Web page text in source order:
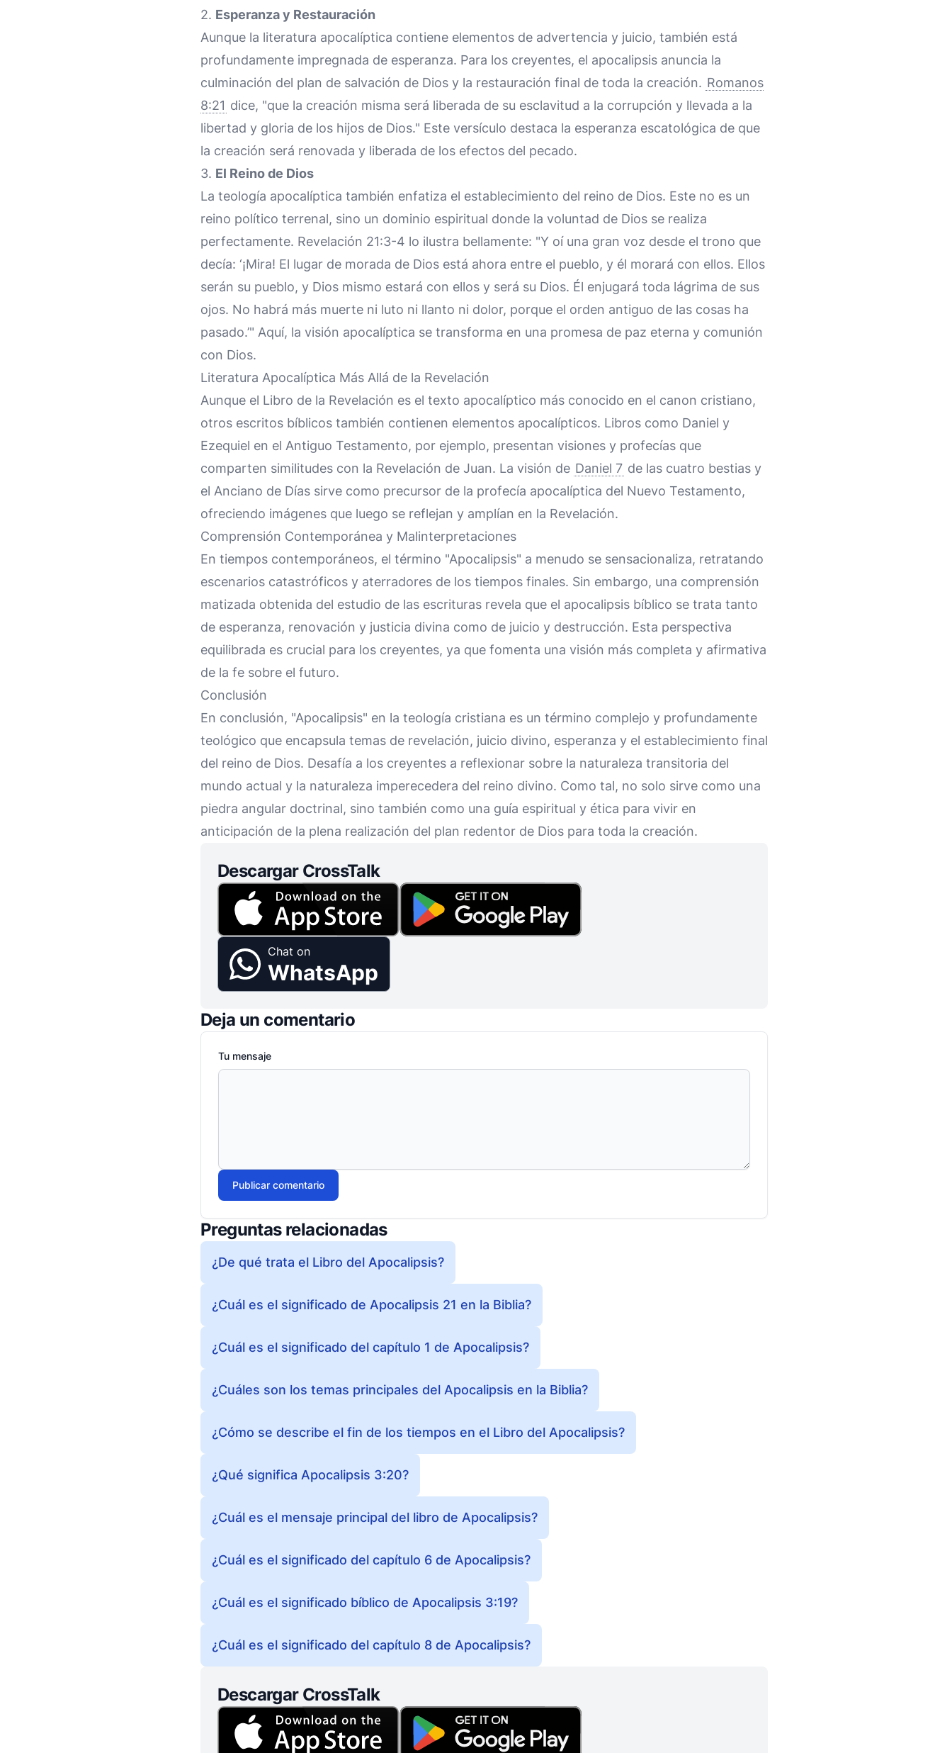
2. Esperanza y Restauración
Aunque la literatura apocalíptica contiene elementos de advertencia y juicio, también está
profundamente impregnada de esperanza. Para los creyentes, el apocalipsis anuncia la
culminación del plan de salvación de Dios y la restauración final de toda la creación. Romanos
8:21 dice, "que la creación misma será liberada de su esclavitud a la corrupción y llevada a la
libertad y gloria de los hijos de Dios." Este versículo destaca la esperanza escatológica de que
la creación será renovada y liberada de los efectos del pecado.
3. El Reino de Dios
La teología apocalíptica también enfatiza el establecimiento del reino de Dios. Este no es un
reino político terrenal, sino un dominio espiritual donde la voluntad de Dios se realiza
perfectamente. Revelación 21:3-4 lo ilustra bellamente: "Y oí una gran voz desde el trono que
decía: ‘¡Mira! El lugar de morada de Dios está ahora entre el pueblo, y él morará con ellos. Ellos
serán su pueblo, y Dios mismo estará con ellos y será su Dios. Él enjugará toda lágrima de sus
ojos. No habrá más muerte ni luto ni llanto ni dolor, porque el orden antiguo de las cosas ha
pasado.’" Aquí, la visión apocalíptica se transforma en una promesa de paz eterna y comunión
con Dios.
Literatura Apocalíptica Más Allá de la Revelación
Aunque el Libro de la Revelación es el texto apocalíptico más conocido en el canon cristiano,
otros escritos bíblicos también contienen elementos apocalípticos. Libros como Daniel y
Ezequiel en el Antiguo Testamento, por ejemplo, presentan visiones y profecías que
comparten similitudes con la Revelación de Juan. La visión de Daniel 7 de las cuatro bestias y
el Anciano de Días sirve como precursor de la profecía apocalíptica del Nuevo Testamento,
ofreciendo imágenes que luego se reflejan y amplían en la Revelación.
Comprensión Contemporánea y Malinterpretaciones
En tiempos contemporáneos, el término "Apocalipsis" a menudo se sensacionaliza, retratando
escenarios catastróficos y aterradores de los tiempos finales. Sin embargo, una comprensión
matizada obtenida del estudio de las escrituras revela que el apocalipsis bíblico se trata tanto
de esperanza, renovación y justicia divina como de juicio y destrucción. Esta perspectiva
equilibrada es crucial para los creyentes, ya que fomenta una visión más completa y afirmativa
de la fe sobre el futuro.
Conclusión
En conclusión, "Apocalipsis" en la teología cristiana es un término complejo y profundamente
teológico que encapsula temas de revelación, juicio divino, esperanza y el establecimiento final
del reino de Dios. Desafía a los creyentes a reflexionar sobre la naturaleza transitoria del
mundo actual y la naturaleza imperecedera del reino divino. Como tal, no solo sirve como una
piedra angular doctrinal, sino también como una guía espiritual y ética para vivir en
anticipación de la plena realización del plan redentor de Dios para toda la creación.
Descargar CrossTalk
Chat on
WhatsApp
Deja un comentario
Tu mensaje
Publicar comentario
Preguntas relacionadas
¿De qué trata el Libro del Apocalipsis?
¿Cuál es el significado de Apocalipsis 21 en la Biblia?
¿Cuál es el significado del capítulo 1 de Apocalipsis?
¿Cuáles son los temas principales del Apocalipsis en la Biblia?
¿Cómo se describe el fin de los tiempos en el Libro del Apocalipsis?
¿Qué significa Apocalipsis 3:20?
¿Cuál es el mensaje principal del libro de Apocalipsis?
¿Cuál es el significado del capítulo 6 de Apocalipsis?
¿Cuál es el significado bíblico de Apocalipsis 3:19?
¿Cuál es el significado del capítulo 8 de Apocalipsis?
Descargar CrossTalk